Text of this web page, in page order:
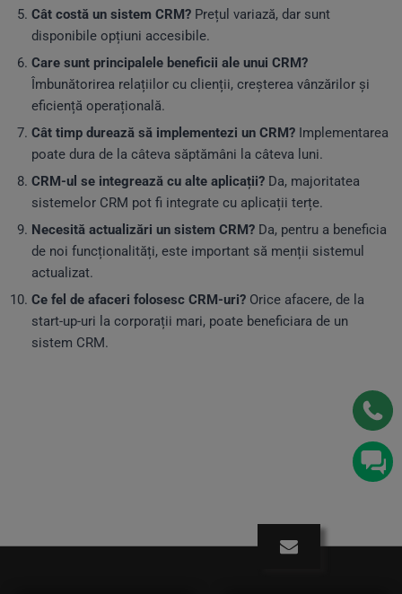
Cât costă un sistem CRM? Prețul variază, dar sunt
disponibile opțiuni accesibile.
Care sunt principalele beneficii ale unui CRM?
Îmbunătorirea relațiilor cu clienții, creșterea vânzărilor și
eficiență operațională.
Cât timp durează să implementezi un CRM? Implementarea
poate dura de la câteva săptămâni la câteva luni.
CRM-ul se integrează cu alte aplicații? Da, majoritatea
sistemelor CRM pot fi integrate cu aplicații terțe.
Necesită actualizări un sistem CRM? Da, pentru a beneficia
de noi funcționalități, este important să menții sistemul
actualizat.
Ce fel de afaceri folosesc CRM-uri? Orice afacere, de la
start-up-uri la corporații mari, poate beneficiara de un
sistem CRM.